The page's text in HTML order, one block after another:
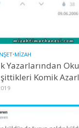
•MIZAH
Yazarlarından
Komik